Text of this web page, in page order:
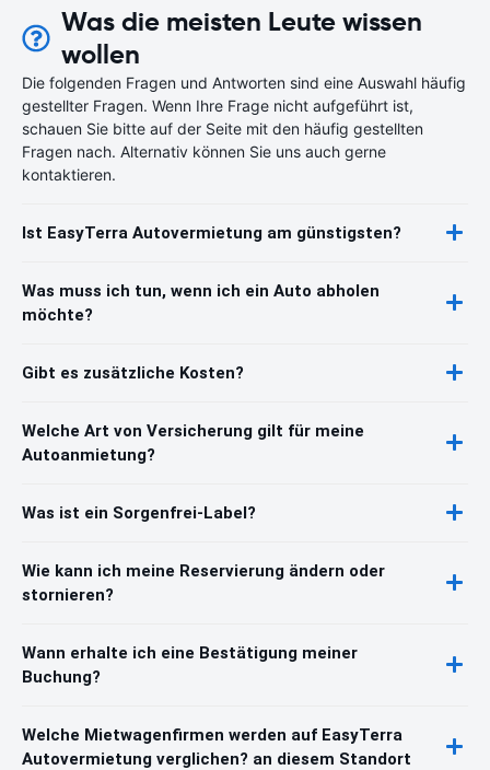
Was die meisten Leute wissen
wollen
Die folgenden Fragen und Antworten sind eine Auswahl häufig
gestellter Fragen. Wenn Ihre Frage nicht aufgeführt ist,
schauen Sie bitte auf der Seite mit den häufig gestellten
Fragen nach. Alternativ können Sie uns auch gerne
kontaktieren.
Ist EasyTerra Autovermietung am günstigsten?
Was muss ich tun, wenn ich ein Auto abholen
möchte?
Gibt es zusätzliche Kosten?
Welche Art von Versicherung gilt für meine
Autoanmietung?
Was ist ein Sorgenfrei-Label?
Wie kann ich meine Reservierung ändern oder
stornieren?
Wann erhalte ich eine Bestätigung meiner
Buchung?
Welche Mietwagenfirmen werden auf EasyTerra
Autovermietung verglichen? an diesem Standort